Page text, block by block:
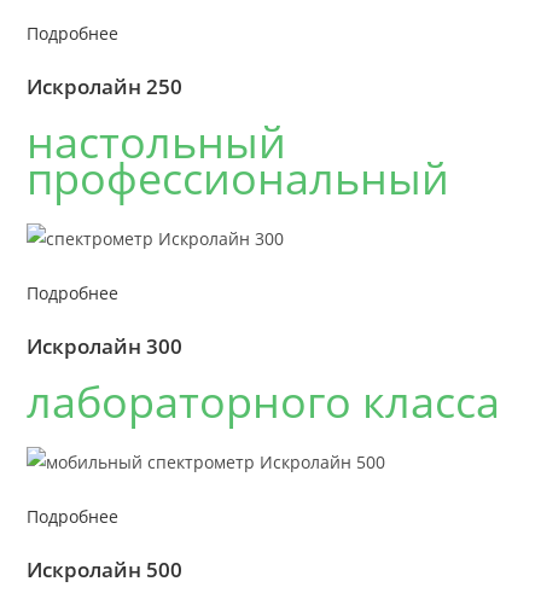
Подробнее
Искролайн 250
настольный
профессиональный
Подробнее
Искролайн 300
лабораторного класса
Подробнее
Искролайн 500